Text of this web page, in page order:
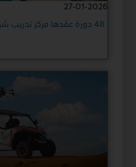
27-01-2026
48 دورة عقدها مركز تدريب شرطة رأس الخيمة في 2025